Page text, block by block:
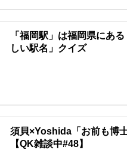
「福岡駅」は福岡県にあ
しい駅名」クイズ
須貝×Yoshida「お前も博
【QK雑談中#48】